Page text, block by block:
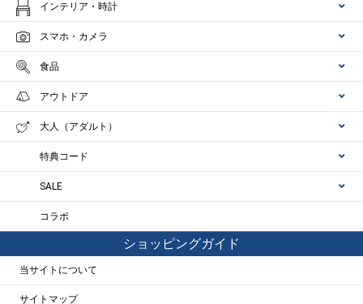
インテリア・時計
スマホ・カメラ
食品
アウトドア
大人（アダルト）
特典コード
SALE
コラボ
ショッピングガイド
当サイトについて
サイトマップ